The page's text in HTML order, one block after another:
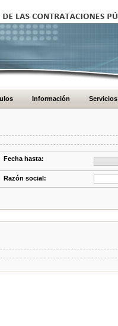
Información Servicios
Fecha hasta:
Razón social: